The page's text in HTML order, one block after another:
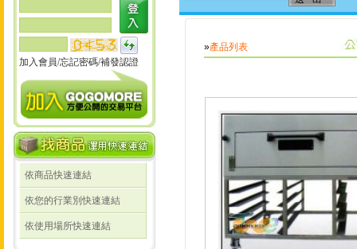
加入會員/忘記密碼/補發認證
依商品快速連結
依您的行業別快速連結
依使用場所快速連結
»產品列表